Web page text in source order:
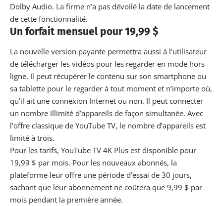
Dolby Audio. La firme n’a pas dévoilé la date de lancement
de cette fonctionnalité.
Un forfait mensuel pour 19,99 $
La nouvelle version payante permettra aussi à l’utilisateur
de télécharger les vidéos pour les regarder en mode hors
ligne. Il peut récupérer le contenu sur son smartphone ou
sa tablette pour le regarder à tout moment et n’importe où,
qu’il ait une connexion Internet ou non. Il peut connecter
un nombre illimité d’appareils de façon simultanée. Avec
l’offre classique de YouTube TV, le nombre d’appareils est
limité à trois.
Pour les tarifs, YouTube TV 4K Plus est disponible pour
19,99 $ par mois. Pour les nouveaux abonnés, la
plateforme leur offre une période d’essai de 30 jours,
sachant que leur abonnement ne coûtera que 9,99 $ par
mois pendant la première année.